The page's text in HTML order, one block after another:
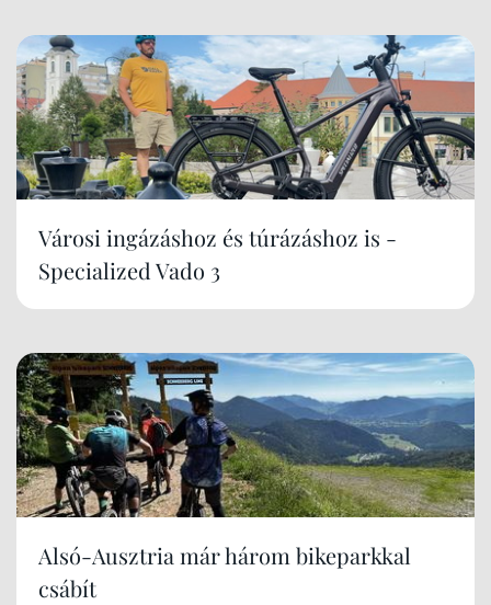
Városi ingázáshoz és túrázáshoz is -
Specialized Vado 3
Alsó-Ausztria már három bikeparkkal
csábít